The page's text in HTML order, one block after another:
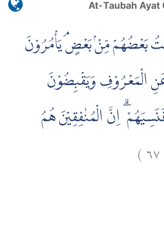
At-Taubah Ayat
بَعْضُهُمْ مِّنْۢ بَعْضٍۘ يَأْمُرُوْنَ
الْمَعْرُوْفِ وَيَقْبِضُوْنَ
اِنَّ الْمُنٰفِقِيْنَ هُمُ
٦٧)